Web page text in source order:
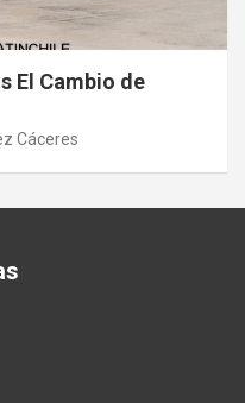
El Cambio de
Cáceres